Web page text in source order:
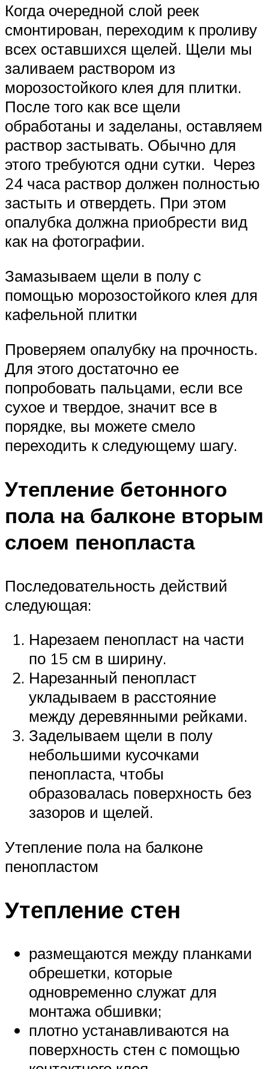
Когда очередной слой реек
смонтирован, переходим к проливу
всех оставшихся щелей. Щели мы
заливаем раствором из
морозостойкого клея для плитки.
После того как все щели
обработаны и заделаны, оставляем
раствор застывать. Обычно для
этого требуются одни сутки. Через
24 часа раствор должен полностью
застыть и отвердеть. При этом
опалубка должна приобрести вид
как на фотографии.
Замазываем щели в полу с
помощью морозостойкого клея для
кафельной плитки
Проверяем опалубку на прочность.
Для этого достаточно ее
попробовать пальцами, если все
сухое и твердое, значит все в
порядке, вы можете смело
переходить к следующему шагу.
Утепление бетонного
пола на балконе вторым
слоем пенопласта
Последовательность действий
следующая:
Нарезаем пенопласт на части
по 15 см в ширину.
Нарезанный пенопласт
укладываем в расстояние
между деревянными рейками.
Заделываем щели в полу
небольшими кусочками
пенопласта, чтобы
образовалась поверхность без
зазоров и щелей.
Утепление пола на балконе
пенопластом
Утепление стен
размещаются между планками
обрешетки, которые
одновременно служат для
монтажа обшивки;
плотно устанавливаются на
поверхность стен с помощью